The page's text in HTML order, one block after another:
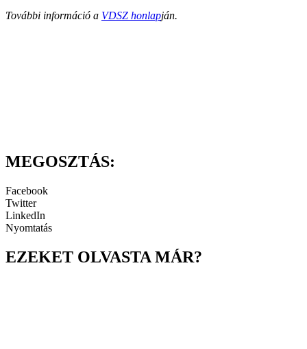
További információ a VDSZ honlapján.
MEGOSZTÁS:
Facebook
Twitter
LinkedIn
Nyomtatás
EZEKET OLVASTA MÁR?